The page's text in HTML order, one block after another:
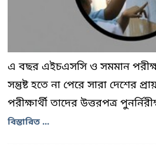
এ বছর এইচএসসি ও সমমান
সন্তুষ্ট হতে না পেরে সারা দেশের
পরীক্ষার্থী তাদের উত্তরপত্র
বিস্তারিত ...